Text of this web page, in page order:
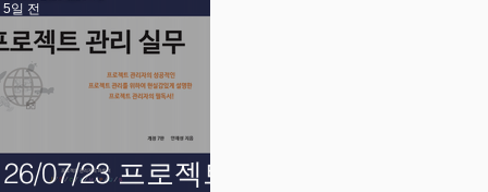
26/07/23 프로젝트
5일 전